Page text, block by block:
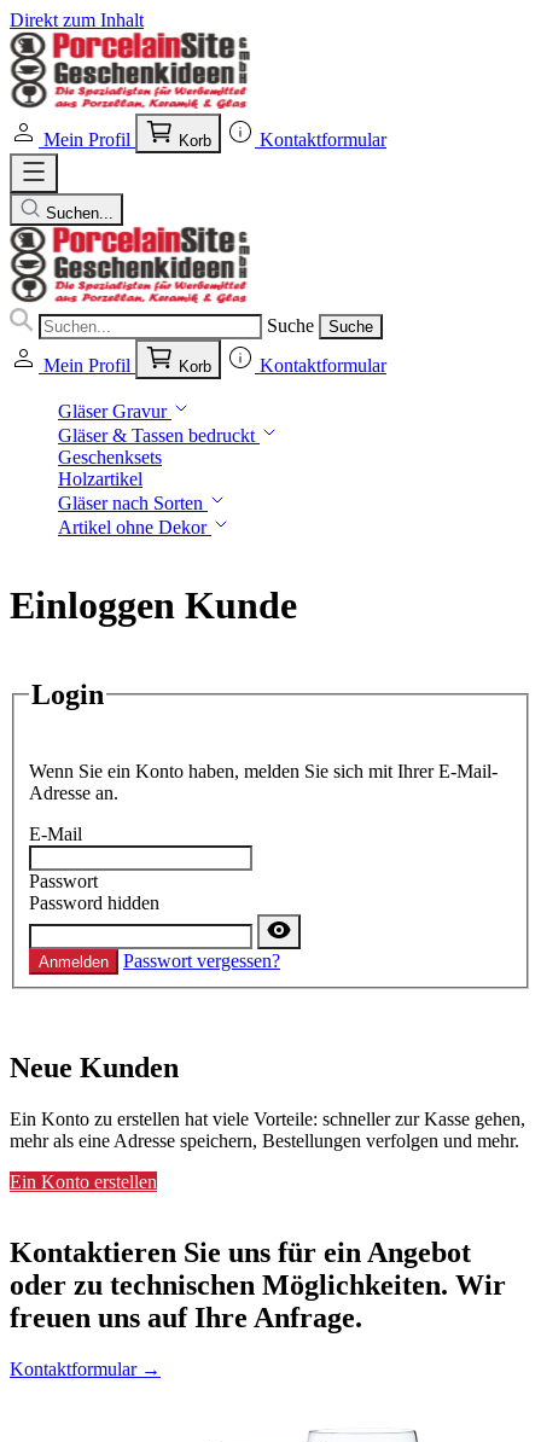
Direkt zum Inhalt
Mein Profil Korb Kontaktformular
Suchen...
Suche Suche
Mein Profil Korb Kontaktformular
Gläser Gravur
Gläser & Tassen bedruckt
Geschenksets
Holzartikel
Gläser nach Sorten
Artikel ohne Dekor
Einloggen Kunde
Login
Wenn Sie ein Konto haben, melden Sie sich mit Ihrer E-Mail-
Adresse an.
E-Mail
Passwort
Password hidden
Anmelden Passwort vergessen?
Neue Kunden
Ein Konto zu erstellen hat viele Vorteile: schneller zur Kasse gehen,
mehr als eine Adresse speichern, Bestellungen verfolgen und mehr.
Ein Konto erstellen
Kontaktieren Sie uns für ein Angebot
oder zu technischen Möglichkeiten. Wir
freuen uns auf Ihre Anfrage.
Kontaktformular →